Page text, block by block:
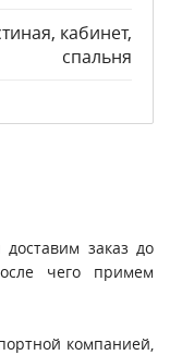
кабинет,
спальня
заказ до
чего примем
компанией,